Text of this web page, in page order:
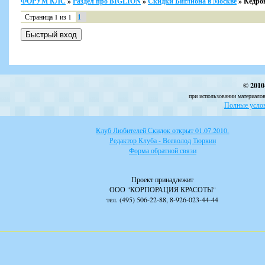
Страница 1 из 1 1
©
при использовании
Полные
Клуб Любителей Скидок открыт 01.07.2010.
Редактор Клуба - Всеволод Тюркин
Форма обратной связи
Проект принадлежит
ООО "КОРПОРАЦИЯ КРАСОТЫ"
тел. (495) 506-22-88, 8-926-023-44-44